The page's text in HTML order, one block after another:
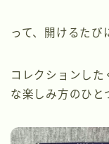
って、開けるたび
コレクションした
な楽しみ方のひと